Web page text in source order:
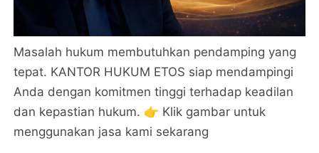
Masalah hukum membutuhkan pendamping yang
tepat. KANTOR HUKUM ETOS siap mendampingi
Anda dengan komitmen tinggi terhadap keadilan
dan kepastian hukum. 👉 Klik gambar untuk
menggunakan jasa kami sekarang